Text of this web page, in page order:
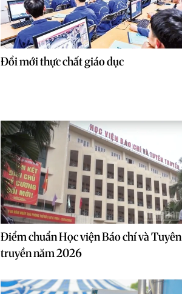
Đổi mới thực chất giáo dục
Điểm chuẩn Học viện Báo chí và Tuyên
truyền năm 2026